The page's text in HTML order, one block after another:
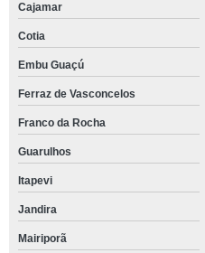
Cajamar
Cotia
Embu Guaçú
Ferraz de Vasconcelos
Franco da Rocha
Guarulhos
Itapevi
Jandira
Mairiporã